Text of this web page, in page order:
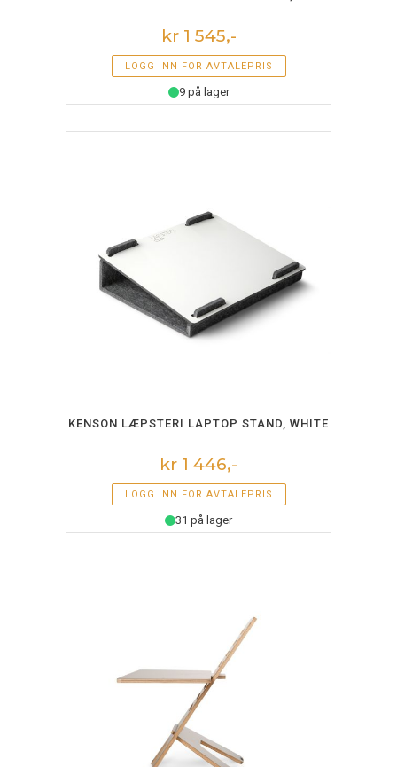
kr 1 545,-
LOGG INN FOR AVTALEPRIS
9 på lager
LEGG I HANDLEKURV
KENSON LÆPSTERI LAPTOP STAND, WHITE
kr 1 446,-
LOGG INN FOR AVTALEPRIS
31 på lager